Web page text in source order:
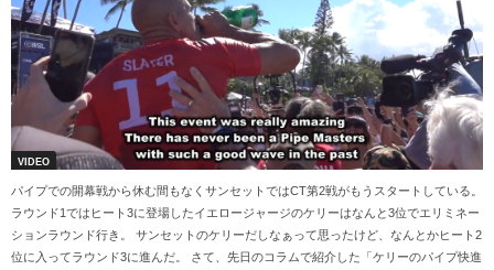
VIDEO
パイプでの開幕戦から休む間もなくサンセットではCT第2戦がもうスタートしている。
ラウンド1ではヒート3に登場したイエロージャージのケリーはなんと3位でエリミネー
ションラウンド行き。 サンセットのケリーだしなぁって思ったけど、なんとかヒート2
位に入ってラウンド3に進んだ。 さて、先日のコラムで紹介した「ケリーのパイプ快進